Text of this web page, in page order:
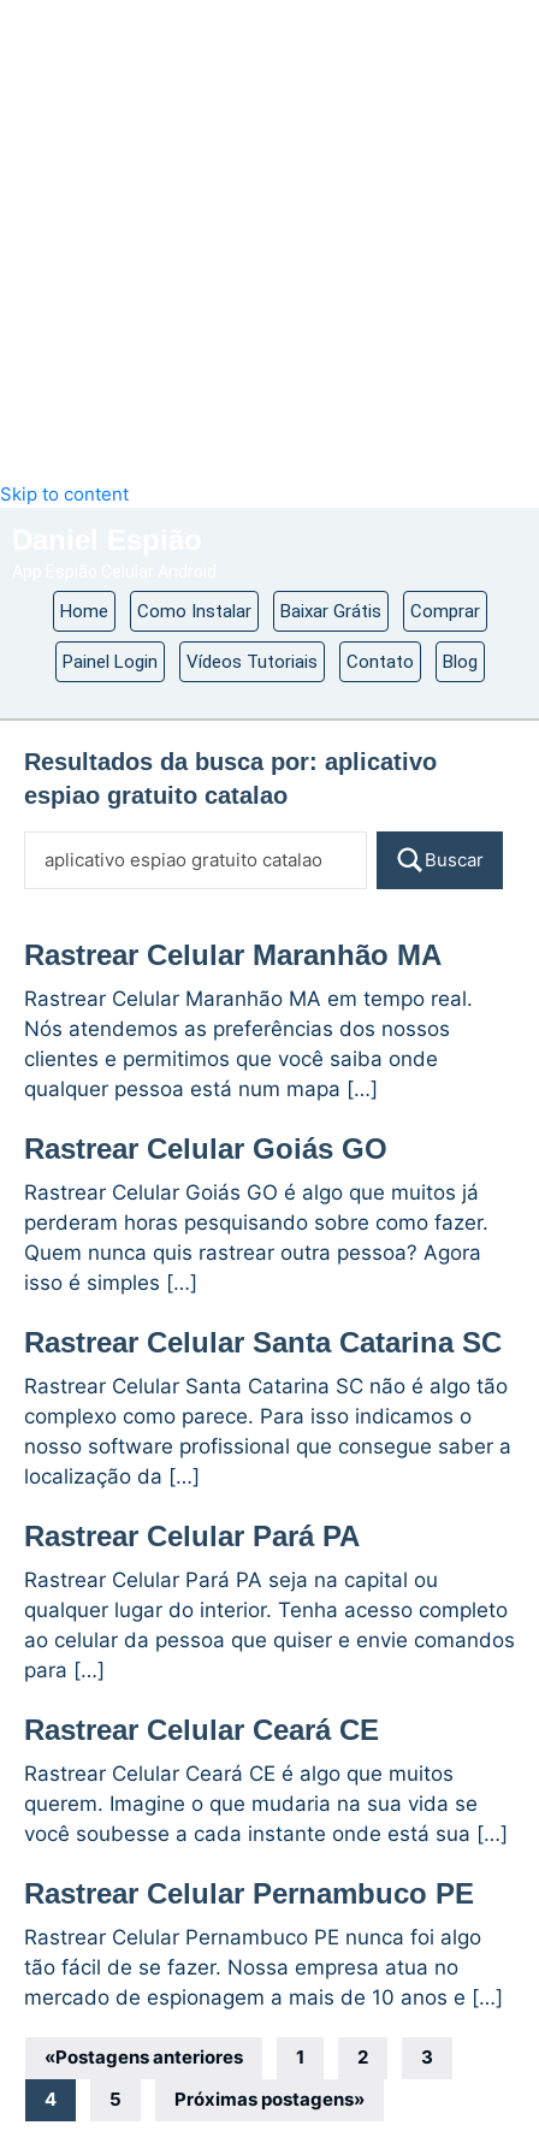
Skip to content
Home Como Instalar Baixar Grátis Comprar
Painel Login Vídeos Tutoriais Contato Blog
Resultados da busca por: aplicativo
espiao gratuito catalao
Buscar
Rastrear Celular Maranhão MA
Rastrear Celular Maranhão MA em tempo real.
Nós atendemos as preferências dos nossos
clientes e permitimos que você saiba onde
qualquer pessoa está num mapa […]
Rastrear Celular Goiás GO
Rastrear Celular Goiás GO é algo que muitos já
perderam horas pesquisando sobre como fazer.
Quem nunca quis rastrear outra pessoa? Agora
isso é simples […]
Rastrear Celular Santa Catarina SC
Rastrear Celular Santa Catarina SC não é algo tão
complexo como parece. Para isso indicamos o
nosso software profissional que consegue saber a
localização da […]
Rastrear Celular Pará PA
Rastrear Celular Pará PA seja na capital ou
qualquer lugar do interior. Tenha acesso completo
ao celular da pessoa que quiser e envie comandos
para […]
Rastrear Celular Ceará CE
Rastrear Celular Ceará CE é algo que muitos
querem. Imagine o que mudaria na sua vida se
você soubesse a cada instante onde está sua […]
Rastrear Celular Pernambuco PE
Rastrear Celular Pernambuco PE nunca foi algo
tão fácil de se fazer. Nossa empresa atua no
mercado de espionagem a mais de 10 anos e […]
Navegação
por
«Postagens anteriores 1 2
3
4
5 Próximas postagens»